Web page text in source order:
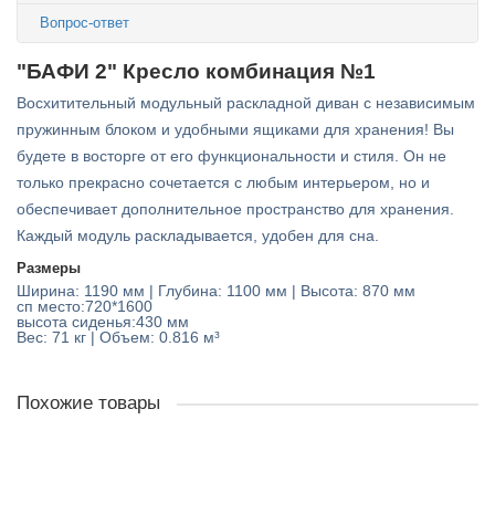
Вопрос-ответ
"БАФИ 2" Кресло комбинация №1
Восхитительный модульный раскладной диван с независимым
пружинным блоком и удобными ящиками для хранения! Вы
будете в восторге от его функциональности и стиля. Он не
только прекрасно сочетается с любым интерьером, но и
обеспечивает дополнительное пространство для хранения.
Каждый модуль раскладывается, удобен для сна.
Размеры
Ширина: 1190 мм | Глубина: 1100 мм | Высота: 870 мм
сп место:720*1600
высота сиденья:430 мм
Вес: 71 кг | Объем: 0.816 м³
Похожие товары